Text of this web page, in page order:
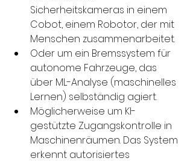
Sicherheitskameras in einem
Cobot, einem Robotor, der mit
Menschen zusammenarbeitet.
Oder um ein Bremssystem für
autonome Fahrzeuge, das
über ML-Analyse (maschinelles
Lernen) selbständig agiert.
Möglicherweise um KI-
gestützte Zugangskontrolle in
Maschinenräumen. Das System
erkennt autorisiertes